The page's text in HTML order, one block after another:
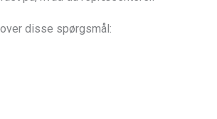
disse spørgsmål: